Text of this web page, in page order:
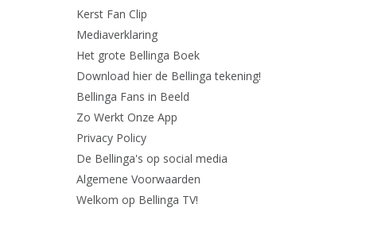
Kerst Fan Clip
Mediaverklaring
Het grote Bellinga Boek
Download hier de Bellinga tekening!
Bellinga Fans in Beeld
Zo Werkt Onze App
Privacy Policy
De Bellinga's op social media
Algemene Voorwaarden
Welkom op Bellinga TV!